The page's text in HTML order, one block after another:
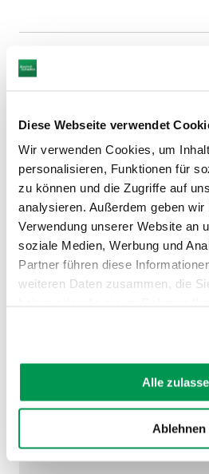
Diese Webseite verwendet
Wir verwenden Cookies, um
personalisieren, Funktionen für
zu können und die Zugriffe auf
analysieren. Außerdem geben
Verwendung unserer Website an
soziale Medien, Werbung und
Partner führen diese
weiteren Daten zusammen, die
Alle
Ablehnen